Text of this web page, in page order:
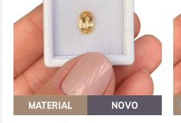
MATERIAL NOVO